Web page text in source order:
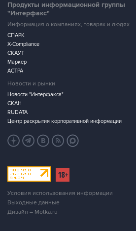
Продукты информационной группы
"Интерфакс"
Информация о компаниях, товарах и людях
СПАРК
X-Compliance
СКАУТ
Маркер
АСТРА
Новости и рынки
Новости "Интерфакса"
СКАН
RUDATA
Центр раскрытия корпоративной информации
Условия использования информации
Выходные данные
Дизайн – Motka.ru